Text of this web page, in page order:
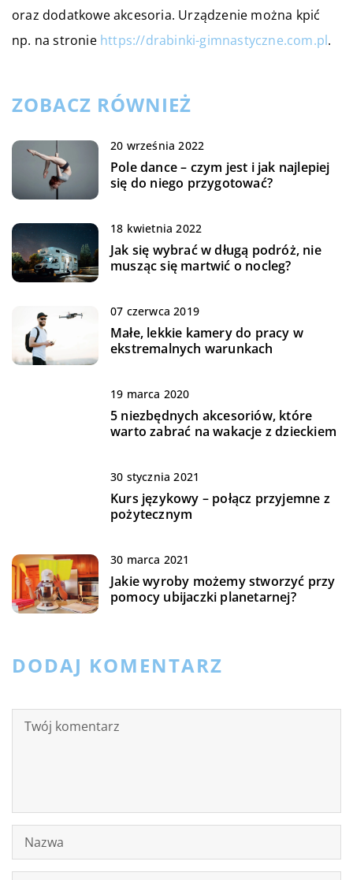
oraz dodatkowe akcesoria. Urządzenie można kpić
np. na stronie https://drabinki-gimnastyczne.com.pl.
ZOBACZ RÓWNIEŻ
20 września 2022
Pole dance – czym jest i jak najlepiej
się do niego przygotować?
18 kwietnia 2022
Jak się wybrać w długą podróż, nie
musząc się martwić o nocleg?
07 czerwca 2019
Małe, lekkie kamery do pracy w
ekstremalnych warunkach
19 marca 2020
5 niezbędnych akcesoriów, które
warto zabrać na wakacje z dzieckiem
30 stycznia 2021
Kurs językowy – połącz przyjemne z
pożytecznym
30 marca 2021
Jakie wyroby możemy stworzyć przy
pomocy ubijaczki planetarnej?
DODAJ KOMENTARZ